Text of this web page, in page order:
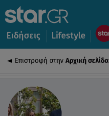
Ειδήσεις Lifestyle
Επιστροφή στην Αρχική σελίδα